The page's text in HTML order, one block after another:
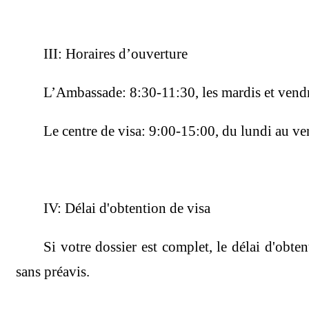
III: Horaires d’ouverture
L’Ambassade: 8:30-11:30, les mardis et
Le centre de visa: 9:00-15:00, du lundi au
IV: Délai d'obtention de visa
Si votre dossier est complet, le délai
sans préavis.